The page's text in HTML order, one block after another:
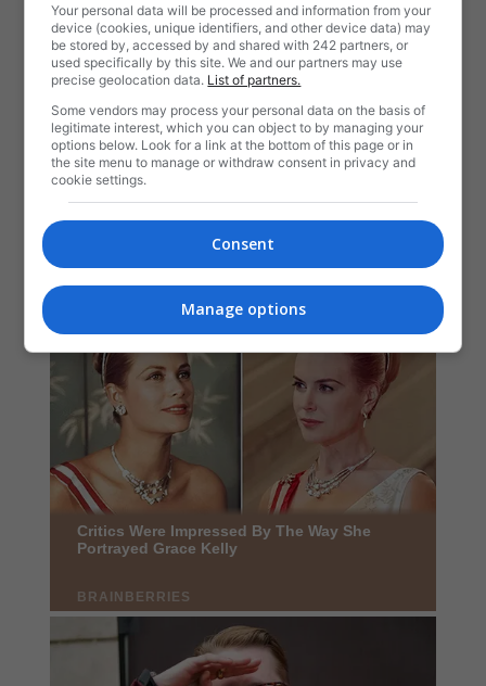
Your personal data will be processed and information from your
device (cookies, unique identifiers, and other device data) may
be stored by, accessed by and shared with 242 partners, or
used specifically by this site. We and our partners may use
precise geolocation data. List of partners.
Some vendors may process your personal data on the basis of
legitimate interest, which you can object to by managing your
options below. Look for a link at the bottom of this page or in
the site menu to manage or withdraw consent in privacy and
cookie settings.
Consent
Manage options